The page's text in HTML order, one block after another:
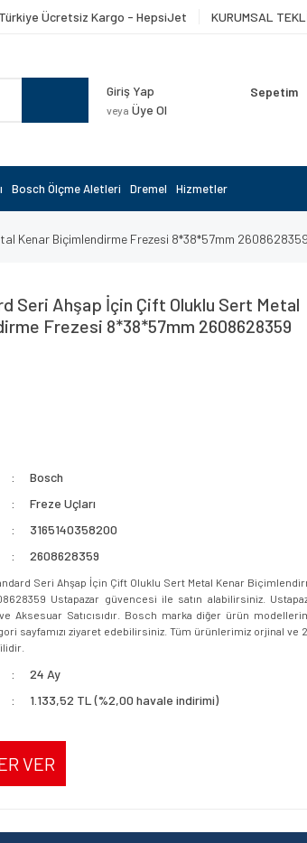
Ücretsiz Kargo - HepsiJet KURUMSAL
Giriş Yap
veya Üye Ol
Sepetim
Bosch Ölçme Aletleri Dremel Hizmetler
Kenar Biçimlendirme Frezesi 8*38*57mm 2608628359
Seri Ahşap İçin Çift Oluklu Sert Metal
Frezesi 8*38*57mm 2608628359
Bosch
Freze Uçları
3165140358200
2608628359
Seri Ahşap İçin Çift Oluklu Sert Metal Kenar
Ustapazar güvencesi ile satın alabilirsiniz.
Aksesuar Satıcısıdır. Bosch marka diğer ürün
sayfamızı ziyaret edebilirsiniz. Tüm ürünlerimiz orjinal ve 2
24 Ay
1.133,52 TL (%2,00 havale indirimi)
VER